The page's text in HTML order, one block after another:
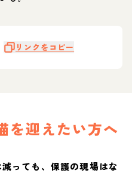
リンクをコピー
を迎えたい方へ
っても、保護の現場はな